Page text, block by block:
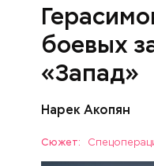
боевых
«Запад»
Нарек Акопян
Сюжет: